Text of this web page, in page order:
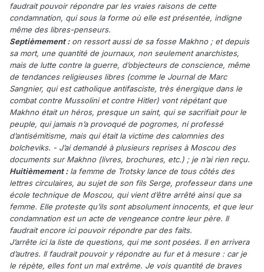
faudrait pouvoir répondre par les vraies raisons de cette
condamnation, qui sous la forme où elle est présentée, indigne
même des libres-penseurs.
Septièmement :on ressort aussi de sa fosse Makhno ; et depuis
sa mort, une quantité de journaux, non seulement anarchistes,
mais de lutte contre la guerre, d’objecteurs de conscience, même
de tendances religieuses libres (comme le Journal de Marc
Sangnier, qui est catholique antifasciste, très énergique dans le
combat contre Mussolini et contre Hitler) vont répétant que
Makhno était un héros, presque un saint, qui se sacrifiait pour le
peuple, qui jamais n’a provoqué de pogromes, ni professé
d’antisémitisme, mais qui était la victime des calomnies des
bolcheviks. - J’ai demandé à plusieurs reprises à Moscou des
documents sur Makhno (livres, brochures, etc.) ; je n’ai rien reçu.
Huitièmement :la femme de Trotsky lance de tous côtés des
lettres circulaires, au sujet de son fils Serge, professeur dans une
école technique de Moscou, qui vient d’être arrêté ainsi que sa
femme. Elle proteste qu’ils sont absolument innocents, et que leur
condamnation est un acte de vengeance contre leur père. Il
faudrait encore ici pouvoir répondre par des faits.
J’arrête ici la liste de questions, qui me sont posées. Il en arrivera
d’autres. Il faudrait pouvoir y répondre au fur et à mesure : car je
le répète, elles font un mal extrême. Je vois quantité de braves